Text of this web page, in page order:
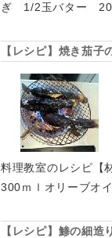
ぎ 1/2玉バター 20
【レシピ】焼き茄子
料理教室のレシピ【
300ｍｌオリーブオ
【レシピ】鯵の細造